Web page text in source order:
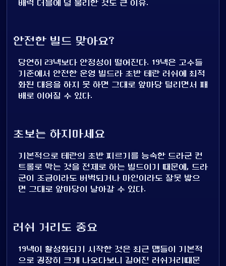
배럭 더블에 덜 불리한 것도 큰 이유.
안전한 빌드 맞아요?
당연히 23넥보다 안정성이 떨어진다. 19넥은 고수들
기준에서 안전한 운영 빌드라 초반 테란 러쉬에 최적
화된 대응을 하지 못 하면 그대로 앞마당 털리면서 패
배로 이어질 수 있다.
초보는 하지마세요
기본적으로 테란의 초반 찌르기를 능숙한 드라군 컨
트롤로 막는 것을 전제로 하는 빌드이기 때문에, 드라
군이 조금이라도 버벅되거나 마인이라도 잘못 밟으
면 그대로 앞마당이 날아갈 수 있다.
러쉬 거리도 중요
19넥이 활성화되기 시작한 것은 최근 맵들이 기본적
으로 굉장히 크게 나오다보니 길어진 러쉬거리때문